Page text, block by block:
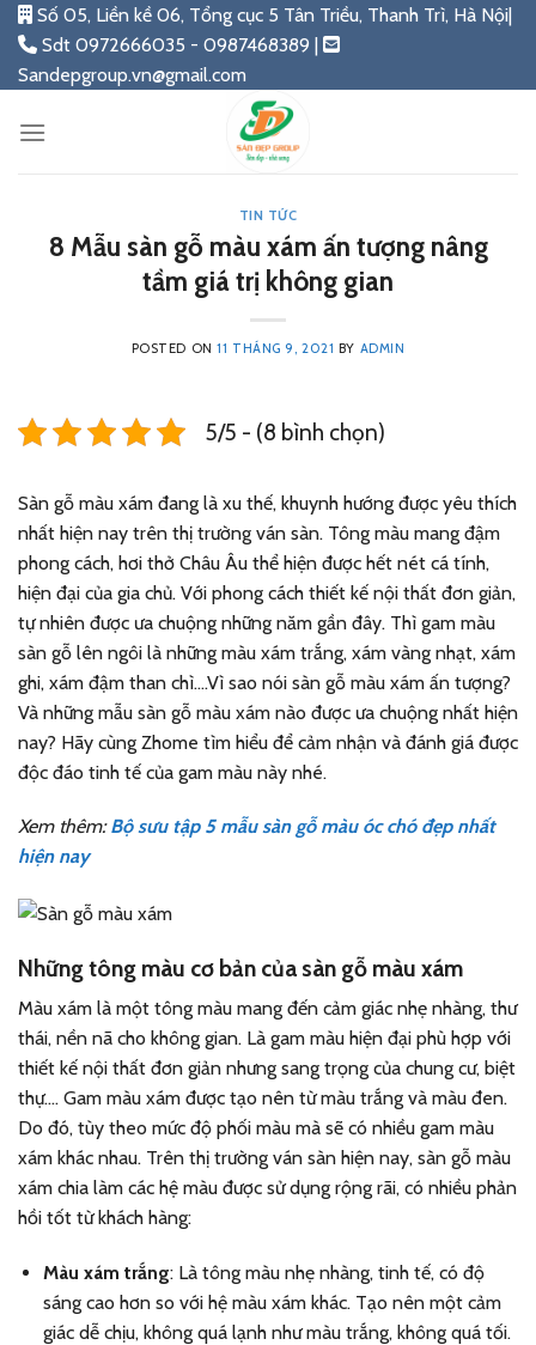
Skip
content
Số 05, Liền kề 06, Tổng cục 5 Tân Triều, Thanh Trì, Hà Nội|
Sdt 0972666035 - 0987468389 |
Sandepgroup.vn@gmail.com
TIN TỨC
8 Mẫu sàn gỗ màu xám ấn tượng nâng
tầm giá trị không gian
POSTED ON11 THÁNG 9, 2021 BY ADMIN
5/5 - (8 bình chọn)
Sàn gỗ màu xám đang là xu thế, khuynh hướng được yêu thích
nhất hiện nay trên thị trường ván sàn. Tông màu mang đậm
phong cách, hơi thở Châu Âu thể hiện được hết nét cá tính,
hiện đại của gia chủ. Với phong cách thiết kế nội thất đơn giản,
tự nhiên được ưa chuộng những năm gần đây. Thì gam màu
sàn gỗ lên ngôi là những màu xám trắng, xám vàng nhạt, xám
ghi, xám đậm than chì….Vì sao nói sàn gỗ màu xám ấn tượng?
Và những mẫu sàn gỗ màu xám nào được ưa chuộng nhất hiện
nay? Hãy cùng Zhome tìm hiểu để cảm nhận và đánh giá được
độc đáo tinh tế của gam màu này nhé.
Xem thêm:Bộ sưu tập 5 mẫu sàn gỗ màu óc chó đẹp nhất
hiện nay
Những tông màu cơ bản của sàn gỗ màu xám
Màu xám là một tông màu mang đến cảm giác nhẹ nhàng, thư
thái, nền nã cho không gian. Là gam màu hiện đại phù hợp với
thiết kế nội thất đơn giản nhưng sang trọng của chung cư, biệt
thự…. Gam màu xám được tạo nên từ màu trắng và màu đen.
Do đó, tùy theo mức độ phối màu mà sẽ có nhiều gam màu
xám khác nhau. Trên thị trường ván sàn hiện nay, sàn gỗ màu
xám chia làm các hệ màu được sử dụng rộng rãi, có nhiều phản
hồi tốt từ khách hàng:
Màu xám trắng: Là tông màu nhẹ nhàng, tinh tế, có độ
sáng cao hơn so với hệ màu xám khác. Tạo nên một cảm
giác dễ chịu, không quá lạnh như màu trắng, không quá tối.